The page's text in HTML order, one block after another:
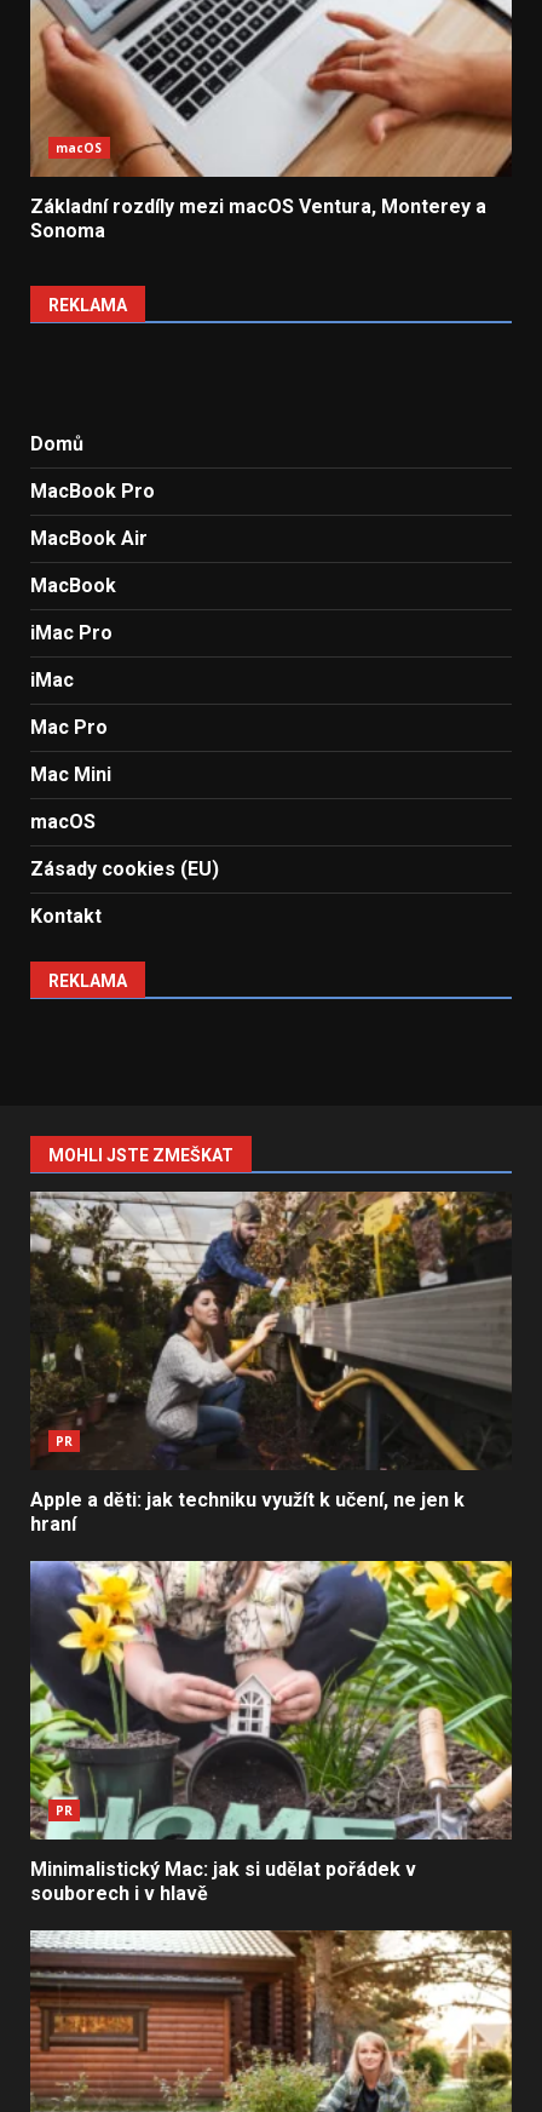
macOS
Základní rozdíly mezi macOS Ventura, Monterey a
Sonoma
REKLAMA
Domů
MacBook Pro
MacBook Air
MacBook
iMac Pro
iMac
Mac Pro
Mac Mini
macOS
Zásady cookies (EU)
Kontakt
REKLAMA
MOHLI JSTE ZMEŠKAT
PR
Apple a děti: jak techniku využít k učení, ne jen k
hraní
PR
Minimalistický Mac: jak si udělat pořádek v
souborech i v hlavě